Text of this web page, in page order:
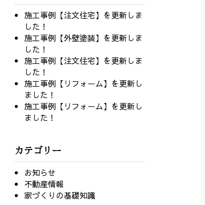
施工事例【注文住宅】を更新しま
した！
施工事例【外壁塗装】を更新しま
した！
施工事例【注文住宅】を更新しま
した！
施工事例【リフォーム】を更新し
ました！
施工事例【リフォーム】を更新し
ました！
カテゴリー
お知らせ
不動産情報
家づくりの基礎知識